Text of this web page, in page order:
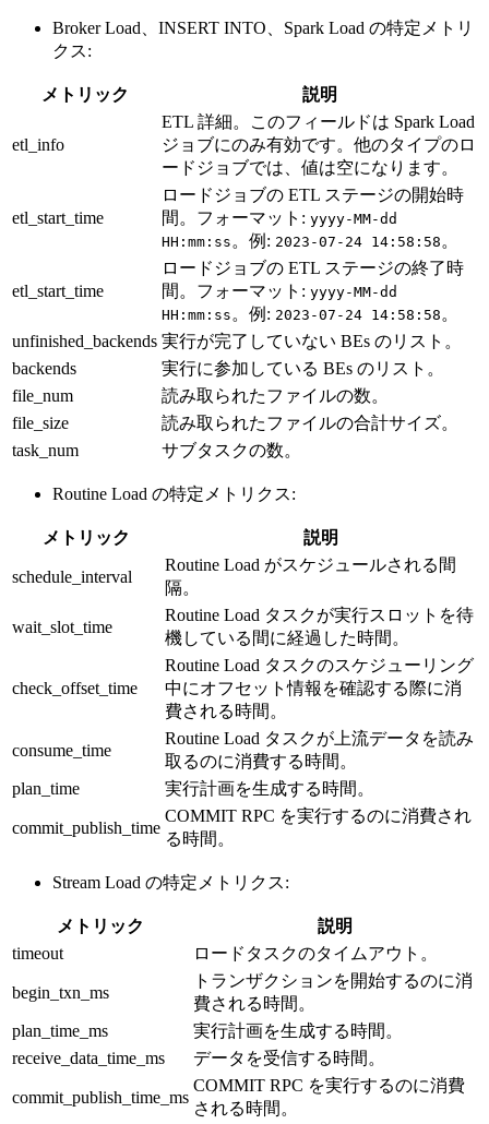
Broker Load、INSERT INTO、Spark Load の特定メトリ
クス:
メトリック 説明
etl_info
ETL 詳細。このフィールドは Spark Load
ジョブにのみ有効です。他のタイプのロ
ードジョブでは、値は空になります。
etl_start_time
ロードジョブの ETL ステージの開始時
間。フォーマット: yyyy-MM-dd
HH:mm:ss 。例: 2023-07-24 14:58:58 。
etl_start_time
ロードジョブの ETL ステージの終了時
間。フォーマット: yyyy-MM-dd
HH:mm:ss 。例: 2023-07-24 14:58:58 。
unfinished_backends 実行が完了していない BEs のリスト。
backends
実行に参加している BEs のリスト。
file_num
読み取られたファイルの数。
file_size
読み取られたファイルの合計サイズ。
task_num
サブタスクの数。
Routine Load の特定メトリクス:
メトリック 説明
schedule_interval
Routine Load がスケジュールされる間
隔。
wait_slot_time
Routine Load タスクが実行スロットを待
機している間に経過した時間。
check_offset_time
Routine Load タスクのスケジューリング
中にオフセット情報を確認する際に消
費される時間。
consume_time
Routine Load タスクが上流データを読み
取るのに消費する時間。
plan_time
実行計画を生成する時間。
commit_publish_time
COMMIT RPC を実行するのに消費され
る時間。
Stream Load の特定メトリクス:
メトリック
説明
timeout
ロードタスクのタイムアウト。
begin_txn_ms
トランザクションを開始するのに消
費される時間。
plan_time_ms
実行計画を生成する時間。
receive_data_time_ms
データを受信する時間。
commit_publish_time_ms
COMMIT RPC を実行するのに消費
される時間。